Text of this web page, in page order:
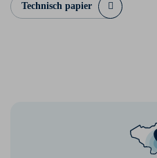
Technisch papier